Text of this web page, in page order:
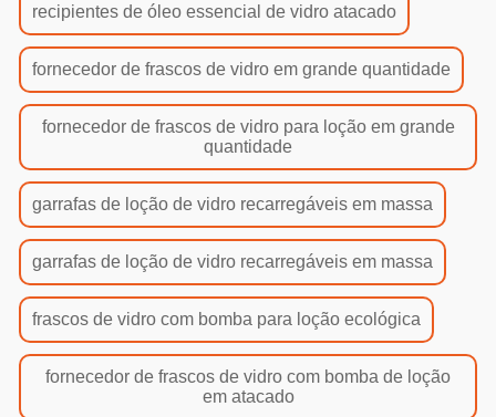
recipientes de óleo essencial de vidro atacado
fornecedor de frascos de vidro em grande quantidade
fornecedor de frascos de vidro para loção em grande
quantidade
garrafas de loção de vidro recarregáveis em massa
garrafas de loção de vidro recarregáveis em massa
frascos de vidro com bomba para loção ecológica
fornecedor de frascos de vidro com bomba de loção
em atacado